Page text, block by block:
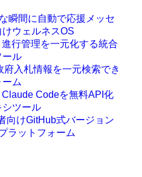
瞬間に自動で応援メッセ
ウェルネスOS
行管理を一元化する統合
ール
府入札情報を一元検索でき
ーム
Codeを無料API化
ツール
向けGitHub式バージョン
ラットフォーム